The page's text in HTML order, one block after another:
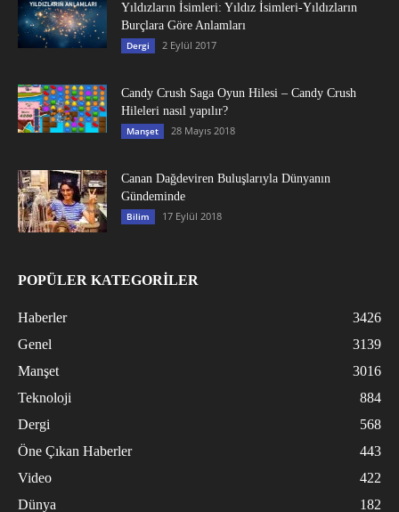
Yıldızların İsimleri: Yıldız İsimleri-Yıldızların
Burçlara Göre Anlamları
Dergi 2 Eylül 2017
Candy Crush Saga Oyun Hilesi – Candy Crush
Hileleri nasıl yapılır?
Manşet 28 Mayıs 2018
Canan Dağdeviren Buluşlarıyla Dünyanın
Gündeminde
Bilim 17 Eylül 2018
POPÜLER KATEGORİLER
Haberler
3426
Genel
3139
Manşet
3016
Teknoloji
884
Dergi
568
Öne Çıkan Haberler
443
Video
422
Dünya
182